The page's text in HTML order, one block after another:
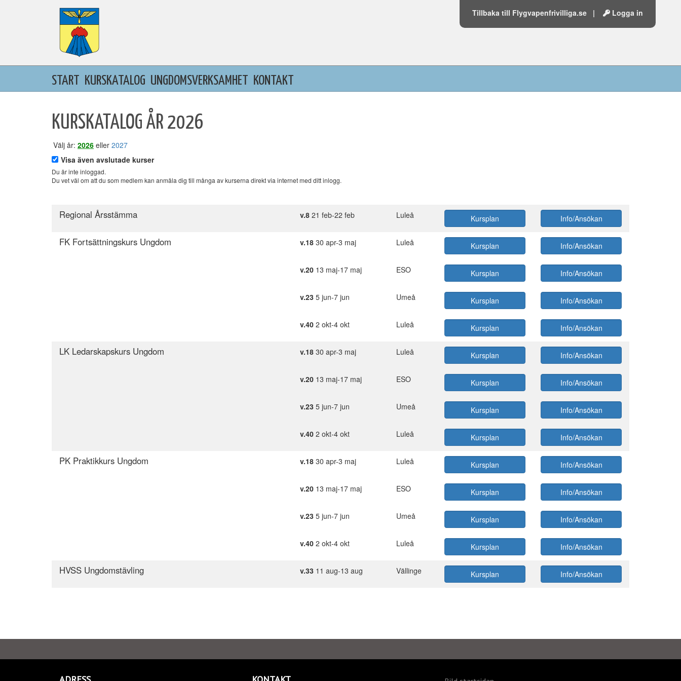
Tillbaka till Flygvapenfrivilliga.se | Logga in
START KURSKATALOG UNGDOMSVERKSAMHET KONTAKT
KURSKATALOG ÅR 2026
Välj år: 2026 eller 2027
Visa även avslutade kurser
Du är inte inloggad.
Du vet väl om att du som medlem kan anmäla dig till många av kurserna direkt via internet med ditt inlogg.
Regional Årsstämma v.8 21 feb-22 feb Luleå Kursplan Info/Ansökan
FK Fortsättningskurs Ungdom v.18 30 apr-3 maj Luleå Kursplan Info/Ansökan
v.20 13 maj-17 maj ESO Kursplan Info/Ansökan
v.23 5 jun-7 jun Umeå Kursplan Info/Ansökan
v.40 2 okt-4 okt Luleå Kursplan Info/Ansökan
LK Ledarskapskurs Ungdom v.18 30 apr-3 maj Luleå Kursplan Info/Ansökan
v.20 13 maj-17 maj ESO Kursplan Info/Ansökan
v.23 5 jun-7 jun Umeå Kursplan Info/Ansökan
v.40 2 okt-4 okt Luleå Kursplan Info/Ansökan
PK Praktikkurs Ungdom v.18 30 apr-3 maj Luleå Kursplan Info/Ansökan
v.20 13 maj-17 maj ESO Kursplan Info/Ansökan
v.23 5 jun-7 jun Umeå Kursplan Info/Ansökan
v.40 2 okt-4 okt Luleå Kursplan Info/Ansökan
HVSS Ungdomstävling v.33 11 aug-13 aug Vällinge Kursplan Info/Ansökan